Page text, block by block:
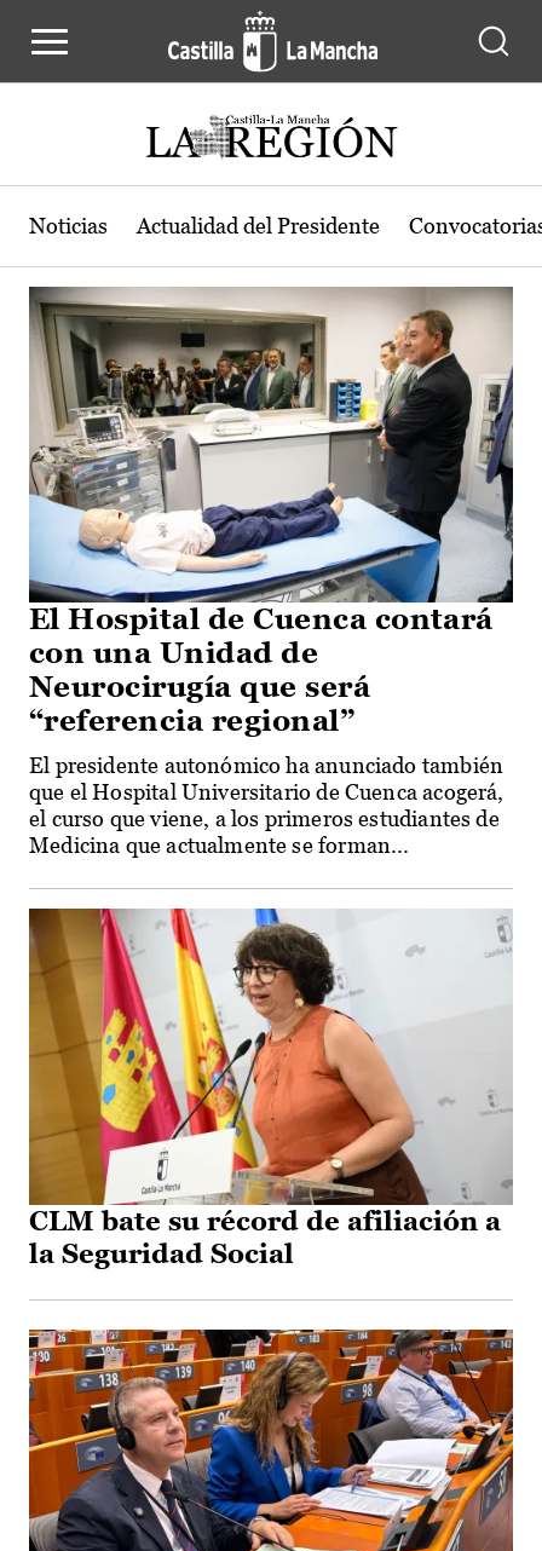
Actualidad de la región de Castilla-
Noticias Actualidad del Presidente
El Hospital de Cuenca contará
con una Unidad de
Neurocirugía que será
“referencia regional”
El presidente autonómico ha anunciado también
que el Hospital Universitario de Cuenca acogerá,
el curso que viene, a los primeros estudiantes de
Medicina que actualmente se forman...
CLM bate su récord de afiliación a
la Seguridad Social